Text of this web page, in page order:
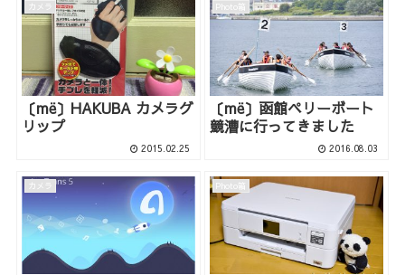
カメラ
〔më〕HAKUBA カメラグ
リップ
2015.02.25
Photo箱
〔më〕函館ペリーボート
競漕に行ってきました
2016.08.03
カメラ Photo箱